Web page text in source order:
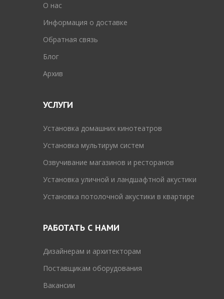
O нас
Информация о доставке
Обратная связь
Блог
Архив
УСЛУГИ
Установка домашних кинотеатров
Установка мультирум систем
Озвучивание магазинов и ресторанов
Установка уличной и ландшафтной акустики
Установка потолочной акустики в квартире
РАБОТАТЬ С НАМИ
Дизайнерам и архитекторам
Поставщикам оборудования
Вакансии